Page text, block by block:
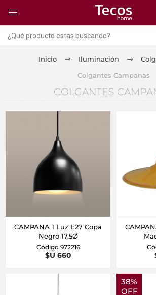
Inicio Iluminación
Colgantes Campanas
COLGANTES
CAMPANA 1 Luz E27 Copa
Negro 17.5Ø
Código 972216
$U 660
38%
OFF